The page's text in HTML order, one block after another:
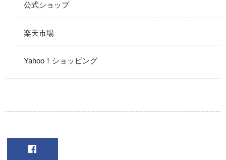
公式ショップ
楽天市場
Yahoo！ショッピング